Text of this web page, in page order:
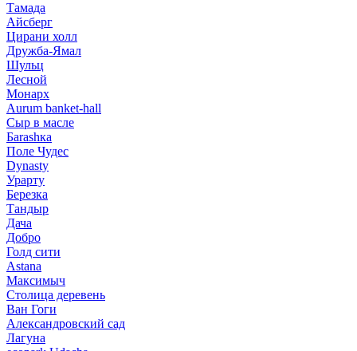
Тамада
Айсберг
Цирани холл
Дружба-Ямал
Шульц
Лесной
Монарх
Aurum banket-hall
Сыр в масле
Баrаshка
Поле Чудес
Dynasty
Урарту
Березка
Тандыр
Дача
Добро
Голд сити
Astana
Максимыч
Столица деревень
Ван Гоги
Александровский сад
Лагуна